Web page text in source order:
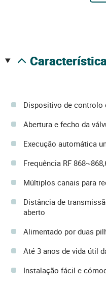
Dispositivo de controlo
Abertura e fecho da
Execução automática
Frequência RF
Múltiplos canais para
Distância de
aberto
Alimentado por duas
Até 3 anos de vida útil
Instalação fácil e